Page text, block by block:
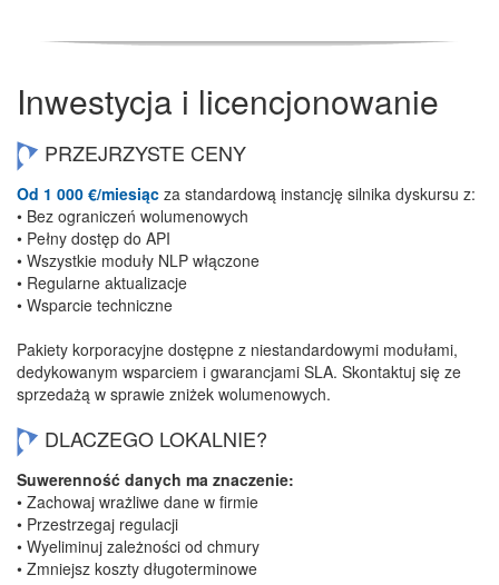
Inwestycja i licencjonowanie
PRZEJRZYSTE CENY
Od 1 000 €/miesiąc za standardową instancję silnika dyskursu z:
• Bez ograniczeń wolumenowych
• Pełny dostęp do API
• Wszystkie moduły NLP włączone
• Regularne aktualizacje
• Wsparcie techniczne
Pakiety korporacyjne dostępne z niestandardowymi modułami,
dedykowanym wsparciem i gwarancjami SLA. Skontaktuj się ze
sprzedażą w sprawie zniżek wolumenowych.
DLACZEGO LOKALNIE?
Suwerenność danych ma znaczenie:
• Zachowaj wrażliwe dane w firmie
• Przestrzegaj regulacji
• Wyeliminuj zależności od chmury
• Zmniejsz koszty długoterminowe